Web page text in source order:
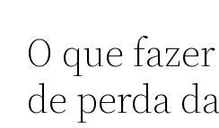
O que
de perda